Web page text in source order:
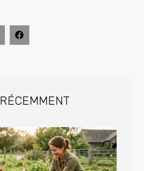
RÉCEMMENT